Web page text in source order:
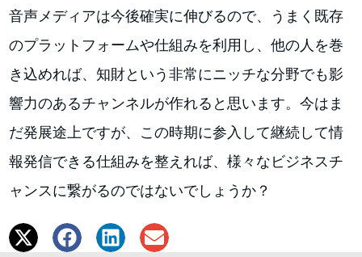
音声メディアは今後確実に伸びるので、うまく既存
のプラットフォームや仕組みを利用し、他の人を巻
き込めれば、知財という非常にニッチな分野でも影
響力のあるチャンネルが作れると思います。今はま
だ発展途上ですが、この時期に参入して継続して情
報発信できる仕組みを整えれば、様々なビジネスチ
ャンスに繋がるのではないでしょうか？